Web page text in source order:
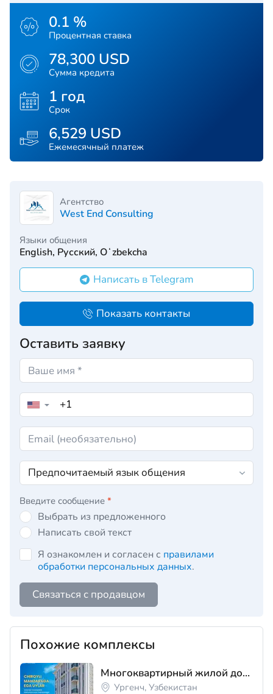
0.1 %
Процентная ставка
78,300 USD
Сумма кредита
1 год
Срок
6,529 USD
Ежемесячный платеж
Агентство
West End Consulting
Языки общения
English, Русский, Oʻzbekcha
Написать в Telegram
Показать контакты
Оставить заявку
▼
Введите сообщение *
Выбрать из предложенного
Написать свой текст
Я ознакомлен и согласен с правилами
обработки персональных данных.
Связаться с продавцом
Похожие комплексы
Многоквартирный жилой дом ЖК "Шошилинч"
Ургенч, Узбекистан